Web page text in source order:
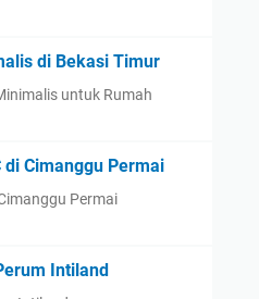
di Bekasi Timur
untuk Rumah
di Cimanggu Permai
Permai
Intiland